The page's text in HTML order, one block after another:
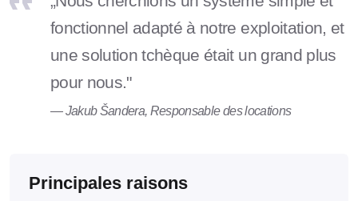
fonctionnel adapté à notre exploitation, et
une solution tchèque était un grand plus
pour nous."
— Jakub Šandera, Responsable des locations
Principales raisons